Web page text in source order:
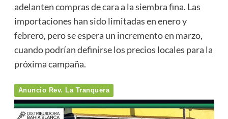
adelanten compras de cara a la siembra fina. Las
importaciones han sido limitadas en enero y
febrero, pero se espera un incremento en marzo,
cuando podrían definirse los precios locales para la
próxima campaña.
Anuncio Rev. La Tranquera